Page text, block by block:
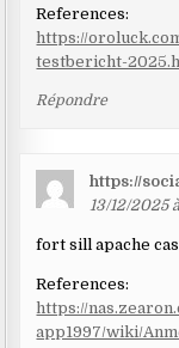
References:
https://
testbericht-
Répondre
https://
13/12/2025
fort sill apache
References:
https://
app1997/wiki/